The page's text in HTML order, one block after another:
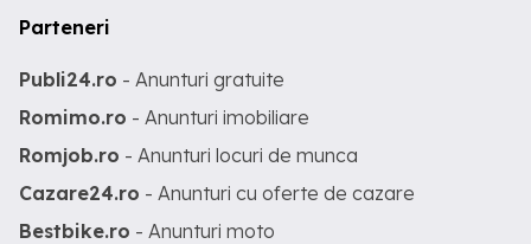
Parteneri
Publi24.ro - Anunturi gratuite
Romimo.ro - Anunturi imobiliare
Romjob.ro - Anunturi locuri de munca
Cazare24.ro - Anunturi cu oferte de cazare
Bestbike.ro - Anunturi moto